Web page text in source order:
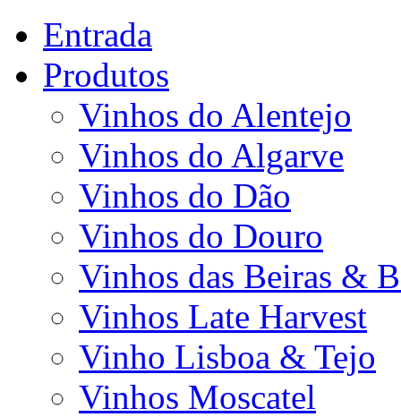
Entrada
Produtos
Vinhos do Alentejo
Vinhos do Algarve
Vinhos do Dão
Vinhos do Douro
Vinhos das Beiras &
Vinhos Late Harvest
Vinho Lisboa & Tejo
Vinhos Moscatel